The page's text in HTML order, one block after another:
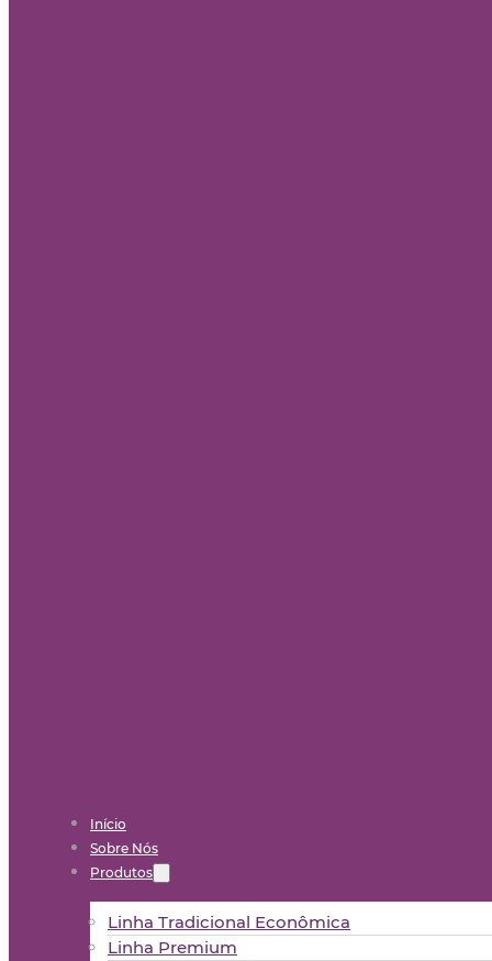
Início
Sobre Nós
Produtos
Linha Tradicional Econômica
Linha Premium